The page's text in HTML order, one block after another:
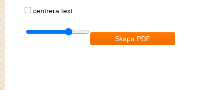
centrera text